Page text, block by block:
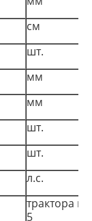
см
шт.
мм
мм
шт.
шт.
л.с.
трактора
5